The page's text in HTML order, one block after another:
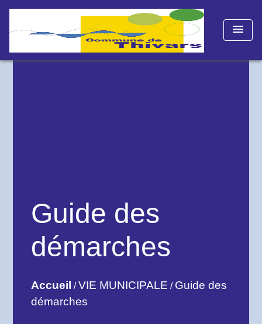
menu
Guide des
démarches
Accueil /VIE MUNICIPALE / Guide des
démarches